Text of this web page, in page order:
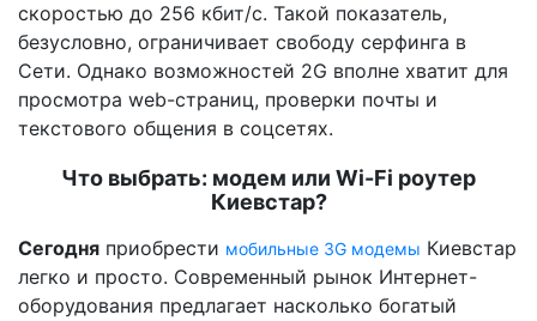
скоростью до 256 кбит/с. Такой показатель,
безусловно, ограничивает свободу серфинга в
Сети. Однако возможностей 2G вполне хватит для
просмотра web-страниц, проверки почты и
текстового общения в соцсетях.
Что выбрать: модем или Wi-Fi роутер
Киевстар?
Сегодня приобрести мобильные 3G модемы Киевстар
легко и просто. Современный рынок Интернет-
оборудования предлагает насколько богатый